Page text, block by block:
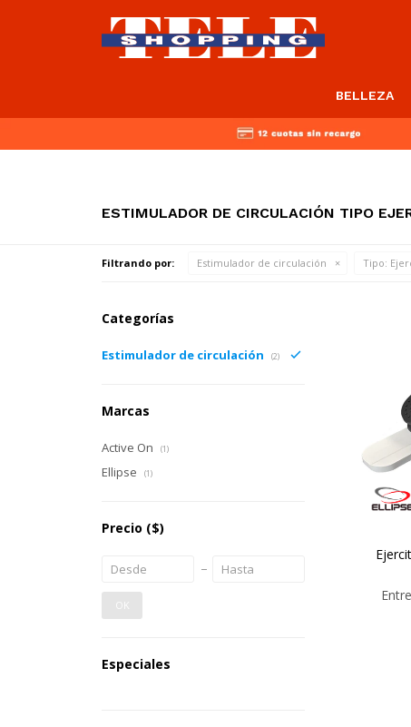
BELLEZA
ESTIMULADOR DE CIRCULACIÓN TIPO
Filtrando por: Estimulador de circulación Tipo:
Categorías
Estimulador de circulación (2)
Marcas
Active On (1)
Ellipse (1)
Precio ($)
OK
Especiales